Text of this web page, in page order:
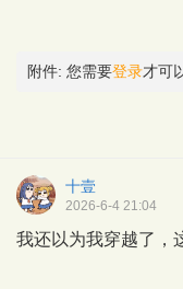
附件: 您需要登录才可
十壹
2026-6-4 21:04
我还以为我穿越了，